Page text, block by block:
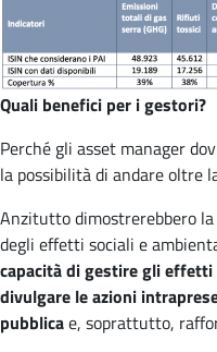
Quali benefici per i gestori?
Perché gli asset manager
la possibilità di andare oltre
Anzitutto dimostrerebbero
degli effetti sociali e
capacità di gestire gli
divulgare le azioni
pubblicae, soprattutto,